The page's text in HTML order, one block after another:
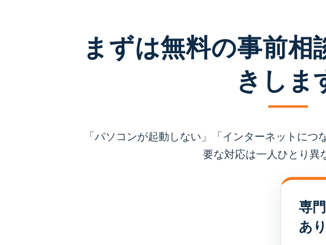
まずは無料の事前相
きしま
「パソコンが起動しない」「インターネットに
要な対応は一人ひとり異
専
あ